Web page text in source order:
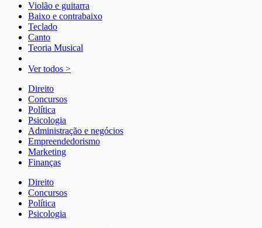
Violão e guitarra
Baixo e contrabaixo
Teclado
Canto
Teoria Musical
Ver todos >
Direito
Concursos
Política
Psicologia
Administração e negócios
Empreendedorismo
Marketing
Finanças
Direito
Concursos
Política
Psicologia